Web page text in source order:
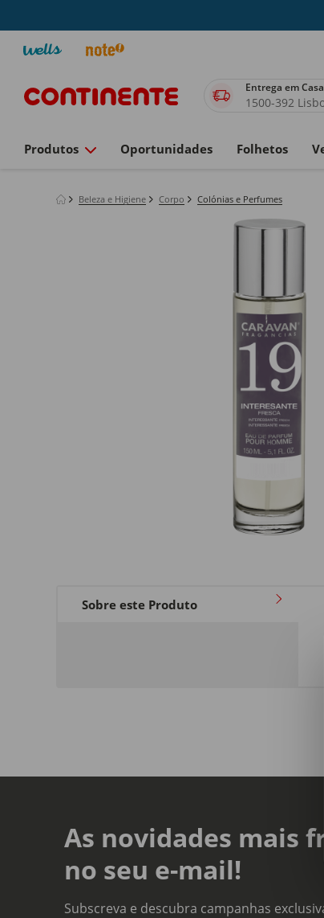
Entrega em Casa
1500-392
Produtos Oportunidades Folhetos
Beleza e Higiene Corpo Colónias e Perfumes
Sobre este Produto
As novidades mais
no seu e-mail!
Subscreva e descubra campanhas